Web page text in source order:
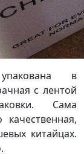
в
с лентой
Сама
китайцах.